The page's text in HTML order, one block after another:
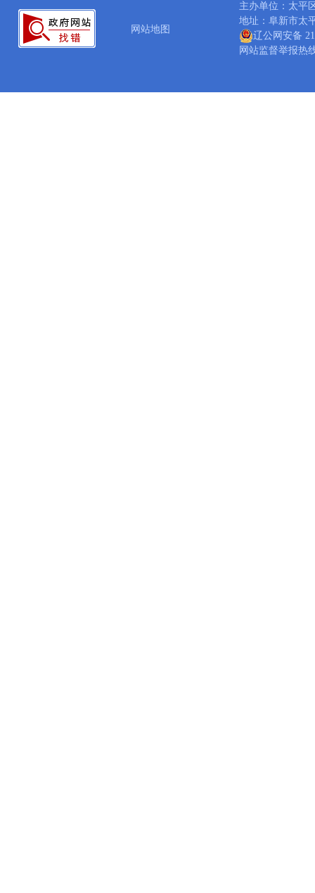
网站地图
主办单位：太
地址：阜新市
辽公网安备
网站监督举报热